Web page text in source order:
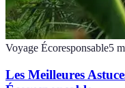
Voyage Écoresponsable5
Les Meilleures